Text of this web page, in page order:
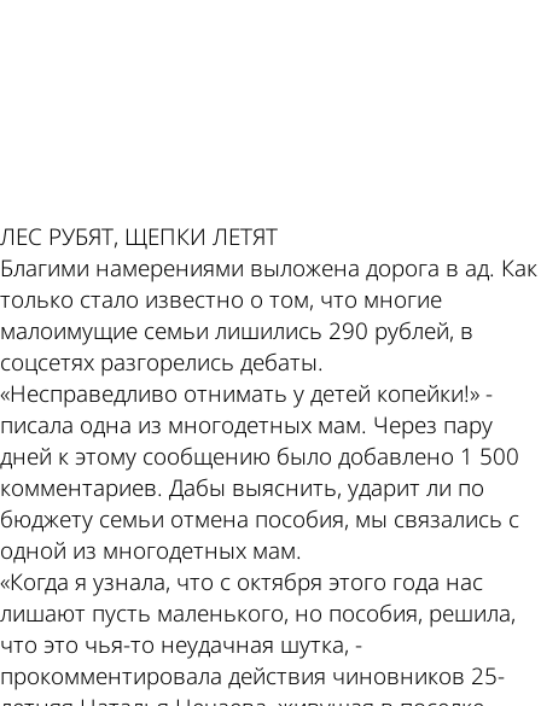
ЛЕС РУБЯТ, ЩЕПКИ ЛЕТЯТ
Благими намерениями выложена дорога в ад. Как
только стало известно о том, что многие
малоимущие семьи лишились 290 рублей, в
соцсетях разгорелись дебаты.
«Несправедливо отнимать у детей копейки!» -
писала одна из многодетных мам. Через пару
дней к этому сообщению было добавлено 1 500
комментариев. Дабы выяснить, ударит ли по
бюджету семьи отмена пособия, мы связались с
одной из многодетных мам.
«Когда я узнала, что с октября этого года нас
лишают пусть маленького, но пособия, решила,
что это чья-то неудачная шутка, -
прокомментировала действия чиновников 25-